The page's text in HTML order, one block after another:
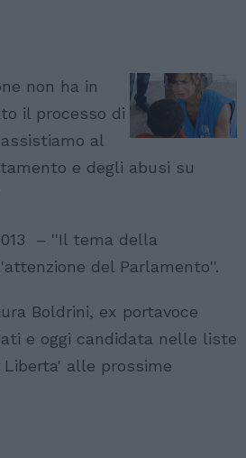
non ha in
il processo di
al
e degli abusi su
– ''Il tema della
del Parlamento''.
Boldrini, ex portavoce
e oggi candidata nelle liste
alle prossime